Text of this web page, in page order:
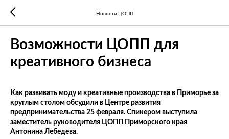
Новости ЦОПП
Возможности ЦОПП для
креативного бизнеса
Как развивать моду и креативные производства в Приморье за
круглым столом обсудили в Центре развития
предпринимательства 25 февраля. Спикером выступила
заместитель руководителя ЦОПП Приморского края
Антонина Лебедева.